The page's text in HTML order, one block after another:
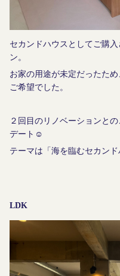
セカンドハウスとしてご購
ン。
お家の用途が未定だったた
ご希望でした。
２回目のリノベーションと
デート☺︎
テーマは「海を臨むセカンド
LDK